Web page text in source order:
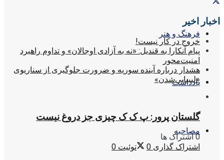
فرهنگ و هنر
یادداشت
مصاحبه
اخبار اخیر
خروج در کار نیست!
پیام آنکارا به قندیل: «نه به آزادی اوجالان» و تداوم راهبرد
امنیت‌محور
هشدار درباره آینده سوریه و ضرورت جلوگیری از سناریوی
«لیبیایی‌شدن»
گلستان پرور: پ ک ک چیزی جز دروغ نیست
0 اشتراک ها
اشتراک گذاری 0 توئیت 0